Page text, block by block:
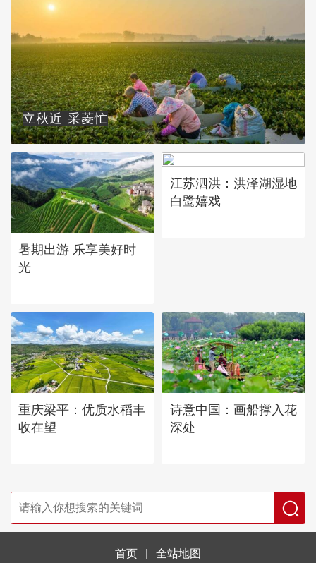
立秋近 采菱忙
暑期出游 乐享美好时
光
江苏泗洪：洪泽湖湿地
白鹭嬉戏
重庆梁平：优质水稻丰
收在望
诗意中国：画船撑入花
深处
首页 全站地图